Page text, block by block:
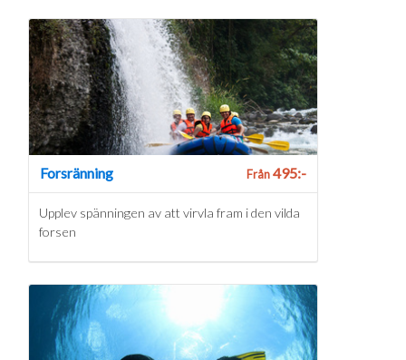
Forsränning Från495:-
Upplev spänningen av att virvla fram i den vilda
forsen